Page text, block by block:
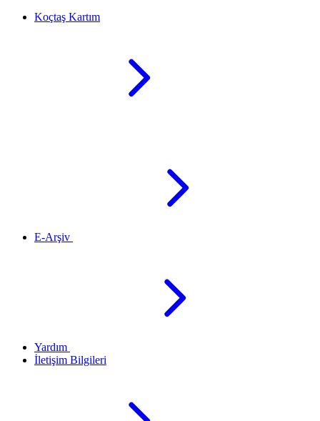
Koçtaş Kartım
E-Arşiv
Yardım
İletişim Bilgileri